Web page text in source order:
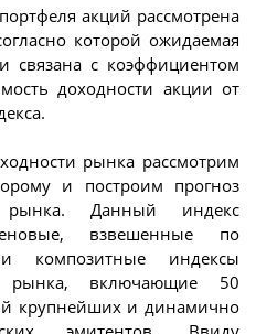
акций рассмотрена
которой ожидаемая
связана с коэффициентом
доходности акции от
рынка рассмотрим
и построим прогноз
Данный индекс
взвешенные по
композитные индексы
рынка, включающие 50
крупнейших и динамично